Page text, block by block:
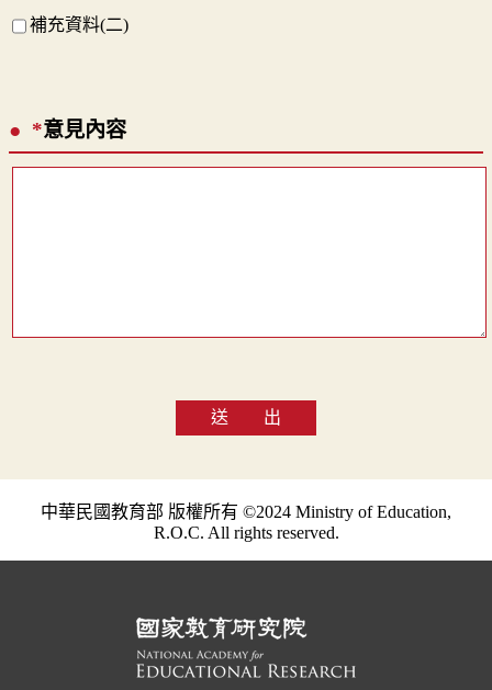
補充資料(二)
*意見內容
送 出
中華民國教育部 版權所有 ©2024 Ministry of Education,
R.O.C. All rights reserved.